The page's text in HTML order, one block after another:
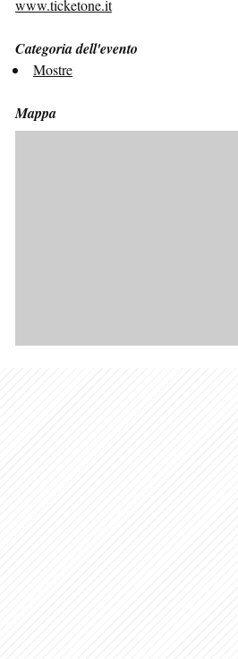
www.ticketone.it
Categoria dell'evento
Mostre
Mappa